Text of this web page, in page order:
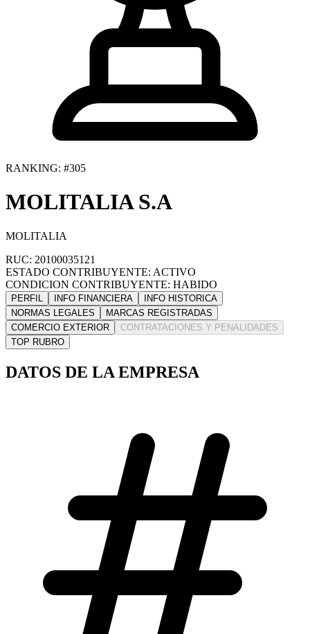
RANKING: #305
MOLITALIA S.A
MOLITALIA
RUC: 20100035121
ESTADO CONTRIBUYENTE: ACTIVO
CONDICION CONTRIBUYENTE: HABIDO
PERFIL INFO FINANCIERA
INFO HISTORICA
NORMAS LEGALES
MARCAS REGISTRADAS
COMERCIO EXTERIOR
CONTRATACIONES Y PENALIDADES
TOP RUBRO
DATOS DE LA EMPRESA